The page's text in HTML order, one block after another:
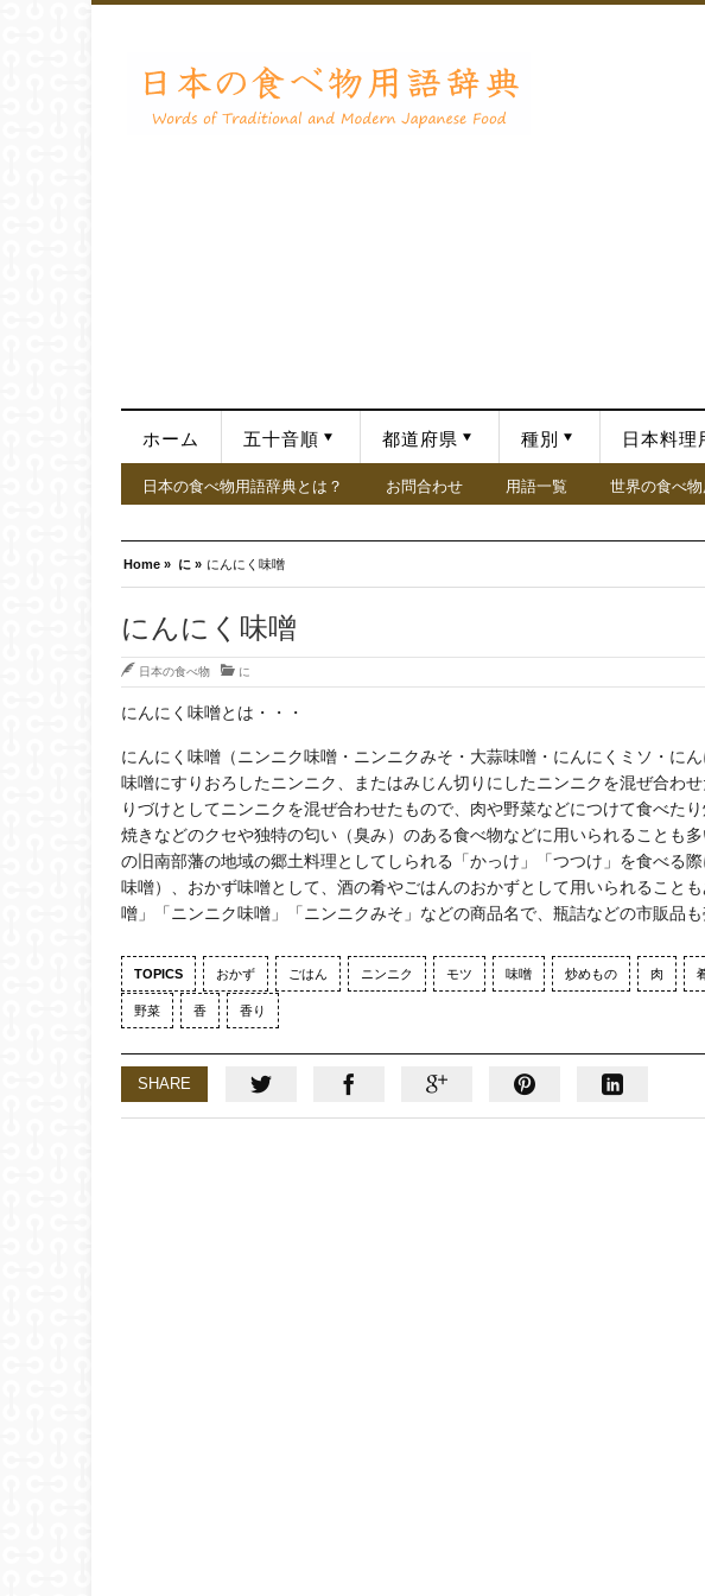
ホーム 五十音順 都道府県 種別 日本料理
日本の食べ物用語辞典とは？ お問合わせ 用語一覧 世界の食べ
Home » に » にんにく味噌
にんにく味噌
日本の食べ物 に
にんにく味噌とは・・・
にんにく味噌（ニンニク味噌・ニンニクみそ・大蒜味噌・にんにくミソ・に
味噌にすりおろしたニンニク、またはみじん切りにしたニンニクを混ぜ合わ
りづけとしてニンニクを混ぜ合わせたもので、肉や野菜などにつけて食べた
焼きなどのクセや独特の匂い（臭み）のある食べ物などに用いられることも
の旧南部藩の地域の郷土料理としてしられる「かっけ」「つつけ」を食べる
味噌）、おかず味噌として、酒の肴やごはんのおかずとして用いられること
噌」「ニンニク味噌」「ニンニクみそ」などの商品名で、瓶詰などの市販品も
TOPICS おかず ごはん ニンニク モツ 味噌 炒めもの 肉
野菜 香 香り
SHARE